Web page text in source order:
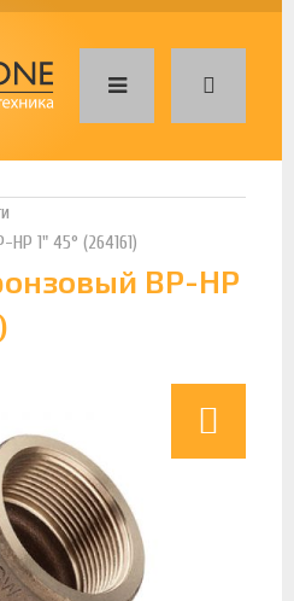
1" 45° (264161)
ВР-НР